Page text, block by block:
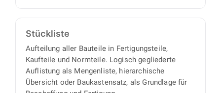
Stückliste
Aufteilung aller Bauteile in Fertigungsteile,
Kaufteile und Normteile. Logisch gegliederte
Auflistung als Mengenliste, hierarchische
Übersicht oder Baukastensatz, als Grundlage für